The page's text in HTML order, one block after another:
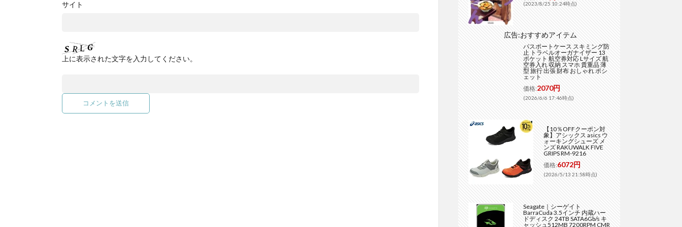
サイト
上に表示された文字を入力してください。
(2023/8/25 10:24時点)
広告:おすすめアイテム
パスポートケース スキミング防
止 トラベルオーガナイザー 13
ポケット 航空券対応 Lサイズ 航
空券入れ 収納 スマホ 貴重品 薄
型 旅行 出張 財布 おしゃれ ポシ
ェット
価格:2070円
(2026/6/6 17:46時点)
【10％OFFクーポン対
象】アシックス asics ウ
ォーキングシューズ メ
ンズ RAKUWALK FIVE
GRIPS RM-9216
価格:6072円
(2026/5/13 21:58時点)
Seagate｜シーゲイト
BarraCuda 3.5インチ 内蔵ハー
ドディスク 24TB SATA6Gb/s キ
ャッシュ512MB 7200RPM CMR